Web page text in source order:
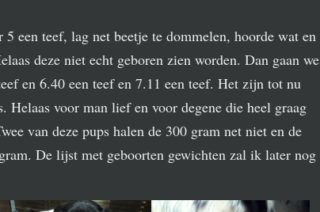
een teef, lag net beetje te dommelen, hoorde wat en
deze niet echt geboren zien worden. Dan gaan we
en 6.40 een teef en 7.11 een teef. Het zijn tot nu
Helaas voor man lief en voor degene die heel graag
van deze pups halen de 300 gram net niet en de
De lijst met geboorten gewichten zal ik later nog